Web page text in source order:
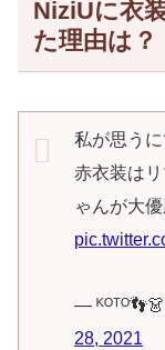
NiziUに衣
た理由は？
私が思う
赤衣装は
ゃんが大
—
28, 2021